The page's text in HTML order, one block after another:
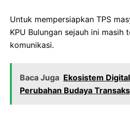
Untuk mempersiapkan TPS
KPU Bulungan sejauh ini masih
komunikasi.
Baca Juga Ekosistem
Perubahan Budaya